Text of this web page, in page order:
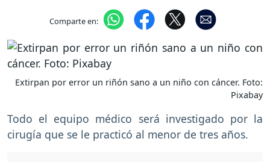
Comparte en:
Extirpan por error un riñón sano a un niño con cáncer. Foto:
Pixabay
Todo el equipo médico será investigado por la
cirugía que se le practicó al menor de tres años.